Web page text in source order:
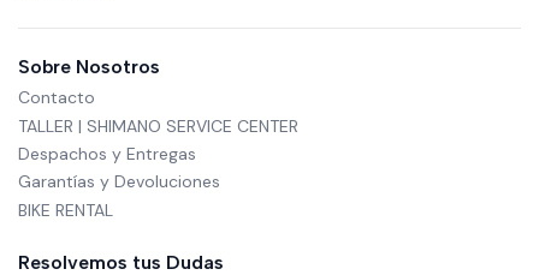
Sobre Nosotros
Contacto
TALLER | SHIMANO SERVICE CENTER
Despachos y Entregas
Garantías y Devoluciones
BIKE RENTAL
Resolvemos tus Dudas